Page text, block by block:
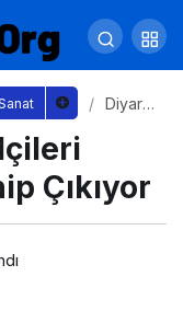
Diyarb
Kültüre
l
Çıkıyor
sahiplerini